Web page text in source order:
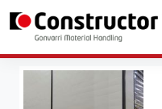
content